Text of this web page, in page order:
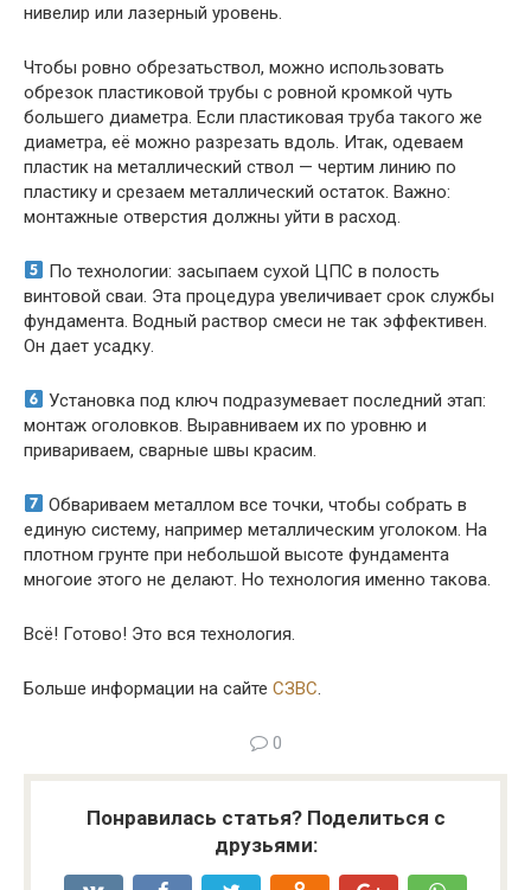
нивелир или лазерный уровень.
Чтобы ровно обрезатьствол, можно использовать
обрезок пластиковой трубы с ровной кромкой чуть
большего диаметра. Если пластиковая труба такого же
диаметра, её можно разрезать вдоль. Итак, одеваем
пластик на металлический ствол — чертим линию по
пластику и срезаем металлический остаток. Важно:
монтажные отверстия должны уйти в расход.
По технологии: засыпаем сухой ЦПС в полость
винтовой сваи. Эта процедура увеличивает срок службы
фундамента. Водный раствор смеси не так эффективен.
Он дает усадку.
Установка под ключ подразумевает последний этап:
монтаж оголовков. Выравниваем их по уровню и
привариваем, сварные швы красим.
Обвариваем металлом все точки, чтобы собрать в
единую систему, например металлическим уголоком. На
плотном грунте при небольшой высоте фундамента
многоие этого не делают. Но технология именно такова.
Всё! Готово! Это вся технология.
Больше информации на сайте СЗВС
0
Понравилась статья? Поделиться с
друзьями: